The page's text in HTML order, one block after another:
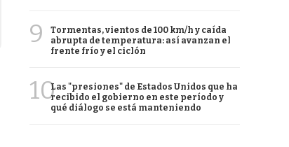
9
Tormentas, vientos de 100 km/h y caída
abrupta de temperatura: así avanzan el
frente frío y el ciclón
10Las "presiones" de Estados Unidos que ha
recibido el gobierno en este período y
qué diálogo se está manteniendo